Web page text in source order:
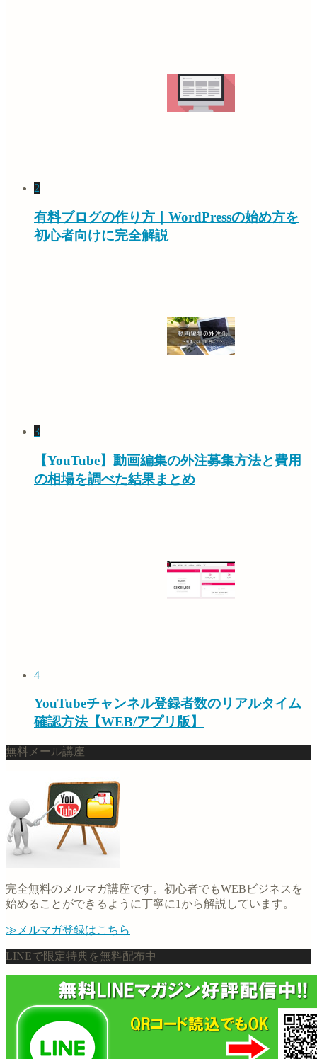
2
有料ブログの作り方｜WordPressの始め方を
初心者向けに完全解説
3
【YouTube】動画編集の外注募集方法と費用
の相場を調べた結果まとめ
4
YouTubeチャンネル登録者数のリアルタイム
確認方法【WEB/アプリ版】
無料メール講座
完全無料のメルマガ講座です。初心者でもWEBビジネスを
始めることができるように丁寧に1から解説しています。
≫メルマガ登録はこちら
LINEで限定特典を無料配布中